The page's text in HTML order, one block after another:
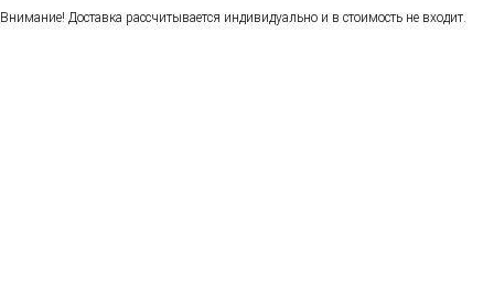
Внимание! Доставка рассчитывается индивидуально и в стоимость не входит.